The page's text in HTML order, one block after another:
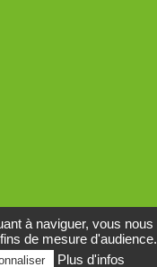
à naviguer, vous nous
de mesure d'audience.
Plus d'infos